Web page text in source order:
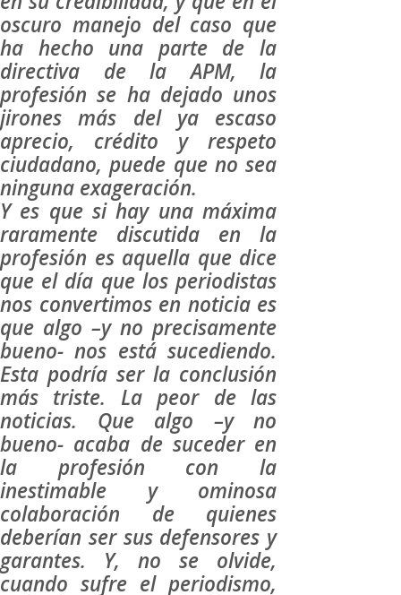
oscuro manejo del caso que
ha hecho una parte de la
directiva de la APM, la
profesión se ha dejado unos
jirones más del ya escaso
aprecio, crédito y respeto
ciudadano, puede que no sea
ninguna exageración.
Y es que si hay una máxima
raramente discutida en la
profesión es aquella que dice
que el día que los periodistas
nos convertimos en noticia es
que algo –y no precisamente
bueno- nos está sucediendo.
Esta podría ser la conclusión
más triste. La peor de las
noticias. Que algo –y no
bueno- acaba de suceder en
la profesión con la
inestimable y ominosa
colaboración de quienes
deberían ser sus defensores y
garantes. Y, no se olvide,
cuando sufre el periodismo,